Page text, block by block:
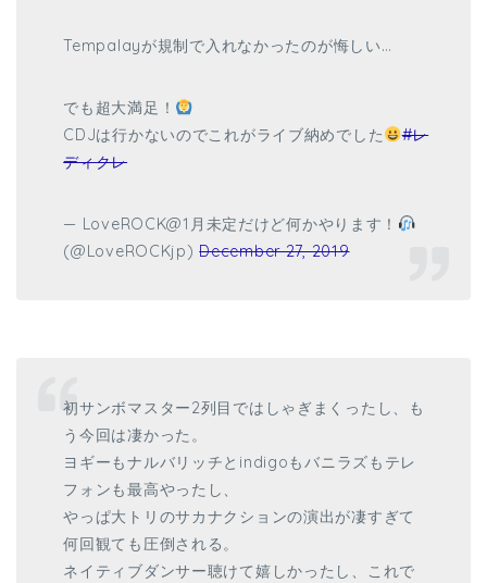
Tempalayが規制で入れなかったのが悔しい…
でも超大満足！
CDJは行かないのでこれがライブ納めでした
#レ
ディクレ
— LoveROCK@1月未定だけど何かやります！
(@LoveROCKjp)December 27, 2019
初サンボマスター2列目ではしゃぎまくったし、も
う今回は凄かった。
ヨギーもナルバリッチとindigoもバニラズもテレ
フォンも最高やったし、
やっぱ大トリのサカナクションの演出が凄すぎて
何回観ても圧倒される。
ネイティブダンサー聴けて嬉しかったし、これで